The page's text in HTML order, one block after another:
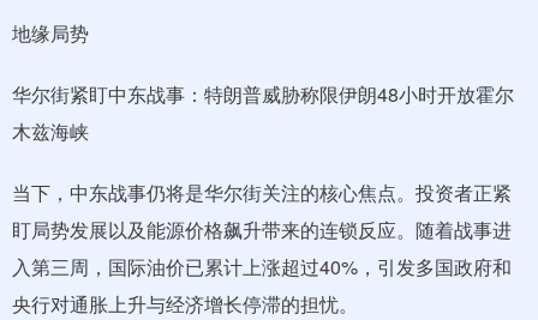
地缘局势
华尔街紧盯中东战事：特朗普威胁称限伊朗48小时开放霍尔
木兹海峡
当下，中东战事仍将是华尔街关注的核心焦点。投资者正紧
盯局势发展以及能源价格飙升带来的连锁反应。随着战事进
入第三周，国际油价已累计上涨超过40%，引发多国政府和
央行对通胀上升与经济增长停滞的担忧。